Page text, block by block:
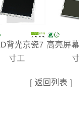
背光京瓷7
寸工
高亮屏
[ 返回列表 ]